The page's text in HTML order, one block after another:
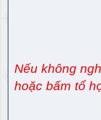
Nếu không
hoặc bấm tổ